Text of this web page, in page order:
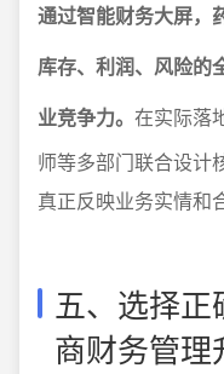
通过智能财务大屏，
库存、利润、风险的
业竞争力。 在实际落
师等多部门联合设计
真正反映业务实情和
五、选择
商财务管理